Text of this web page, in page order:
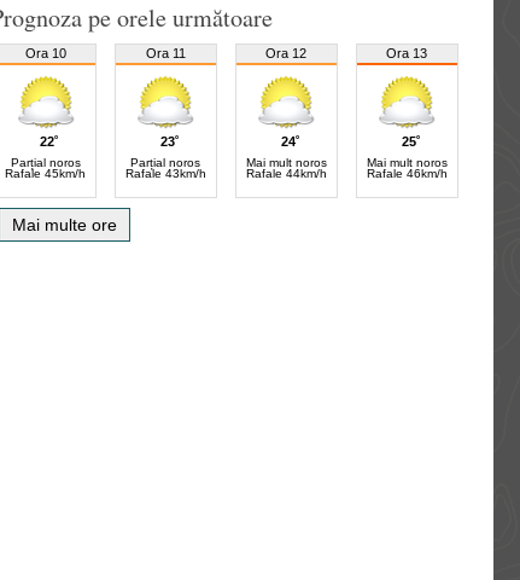
pe orele următoare
Ora 10
22˚
Parțial noros
Rafale 45km/h
Ora 11
23˚
Parțial noros
Rafale 43km/h
Ora 12
24˚
Mai mult noros
Rafale 44km/h
Ora 13
25˚
Mai mult noros
Rafale 46km/h
Mai multe ore